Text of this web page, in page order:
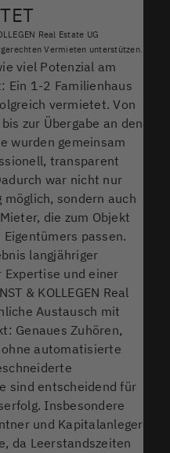
Real Estate UG
Vermieten unterstützen.
viel Potenzial am
Ein 1-2 Familienhaus
vermietet. Von
zur Übergabe an den
wurden gemeinsam
transparent
war nicht nur
sondern auch
die zum Objekt
passen.
langjähriger
und einer
& KOLLEGEN Real
Austausch mit
Genaues Zuhören,
automatisierte
sind entscheidend für
Insbesondere
und Kapitalanleger
da Leerstandszeiten